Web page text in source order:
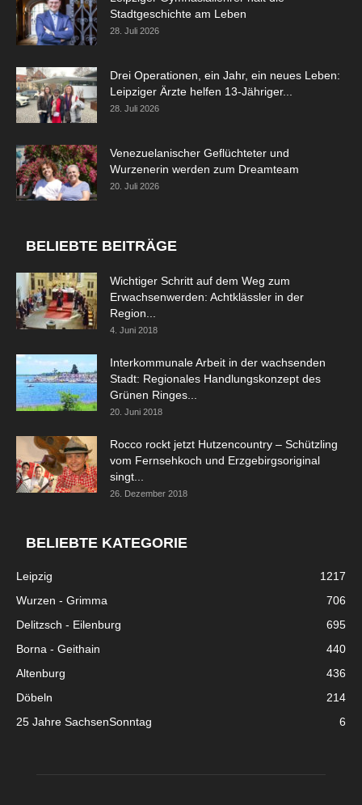
Stadtgeschichte am Leben
28. Juli 2026
Drei Operationen, ein Jahr, ein neues Leben:
Leipziger Ärzte helfen 13-Jähriger...
28. Juli 2026
Venezuelanischer Geflüchteter und
Wurzenerin werden zum Dreamteam
20. Juli 2026
BELIEBTE BEITRÄGE
Wichtiger Schritt auf dem Weg zum
Erwachsenwerden: Achtklässler in der
Region...
4. Juni 2018
Interkommunale Arbeit in der wachsenden
Stadt: Regionales Handlungskonzept des
Grünen Ringes...
20. Juni 2018
Rocco rockt jetzt Hutzencountry – Schützling
vom Fernsehkoch und Erzgebirgsoriginal
singt...
26. Dezember 2018
BELIEBTE KATEGORIE
Leipzig
1217
Wurzen - Grimma
706
Delitzsch - Eilenburg
695
Borna - Geithain
440
Altenburg
436
Döbeln
214
25 Jahre SachsenSonntag
6